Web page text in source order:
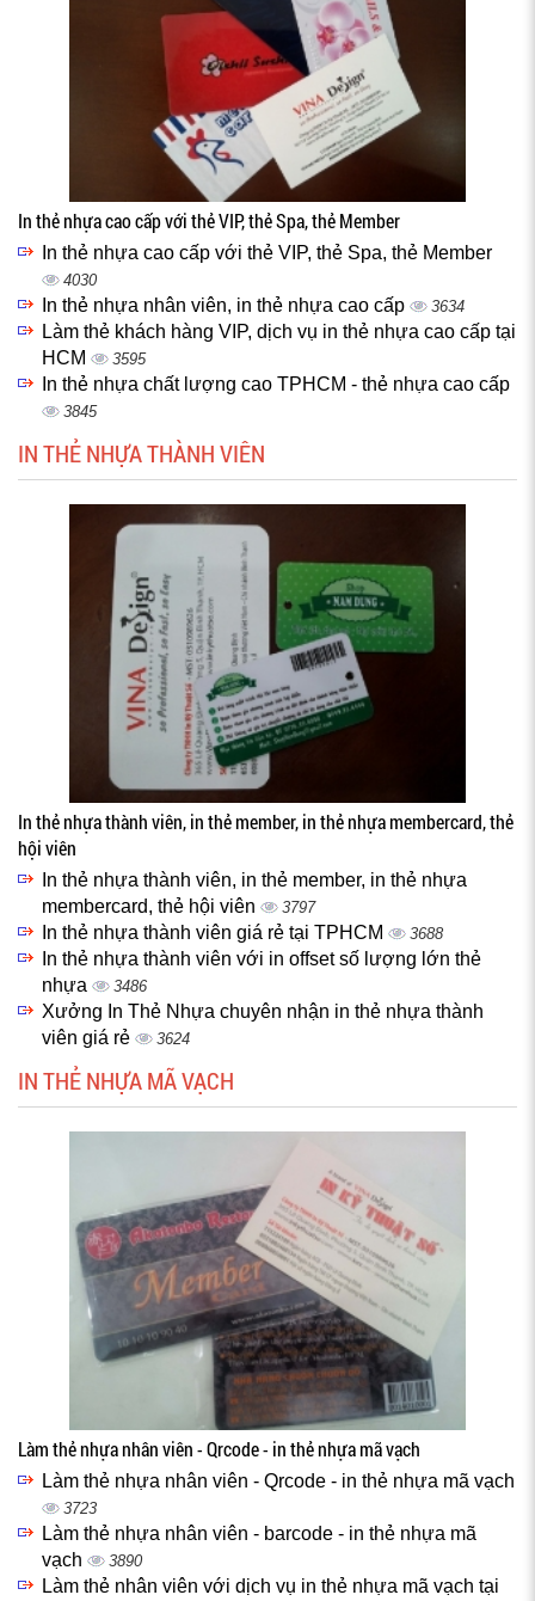
In thẻ nhựa cao cấp với thẻ VIP, thẻ Spa, thẻ Member
In thẻ nhựa cao cấp với thẻ VIP, thẻ Spa, thẻ Member
4030
In thẻ nhựa nhân viên, in thẻ nhựa cao cấp 3634
Làm thẻ khách hàng VIP, dịch vụ in thẻ nhựa cao cấp tại
HCM
3595
In thẻ nhựa chất lượng cao TPHCM - thẻ nhựa cao cấp
3845
IN THẺ NHỰA THÀNH VIÊN
In thẻ nhựa thành viên, in thẻ member, in thẻ nhựa membercard, thẻ
hội viên
In thẻ nhựa thành viên, in thẻ member, in thẻ nhựa
membercard, thẻ hội viên
3797
In thẻ nhựa thành viên giá rẻ tại TPHCM 3688
In thẻ nhựa thành viên với in offset số lượng lớn thẻ
nhựa
3486
Xưởng In Thẻ Nhựa chuyên nhận in thẻ nhựa thành
viên giá rẻ
3624
IN THẺ NHỰA MÃ VẠCH
Làm thẻ nhựa nhân viên - Qrcode - in thẻ nhựa mã vạch
Làm thẻ nhựa nhân viên - Qrcode - in thẻ nhựa mã vạch
3723
Làm thẻ nhựa nhân viên - barcode - in thẻ nhựa mã
vạch
3890
Làm thẻ nhân viên với dịch vụ in thẻ nhựa mã vạch tại